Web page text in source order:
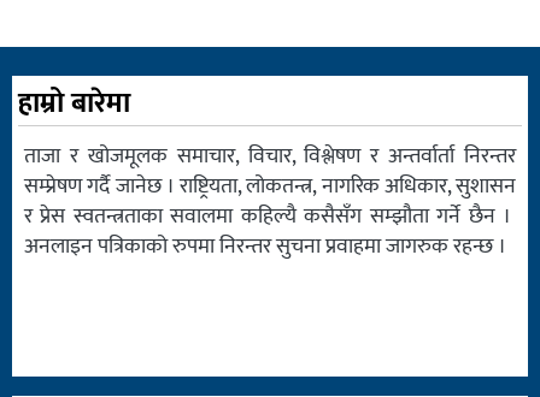
हाम्रो बारेमा
ताजा र खोजमूलक समाचार, विचार, विश्लेषण र अन्तर्वार्ता निरन्तर
सम्प्रेषण गर्दै जानेछ । राष्ट्रियता, लोकतन्त्र, नागरिक अधिकार, सुशासन
र प्रेस स्वतन्त्रताका सवालमा कहिल्यै कसैसँग सम्झौता गर्ने छैन ।
अनलाइन पत्रिकाको रुपमा निरन्तर सुचना प्रवाहमा जागरुक रहन्छ ।